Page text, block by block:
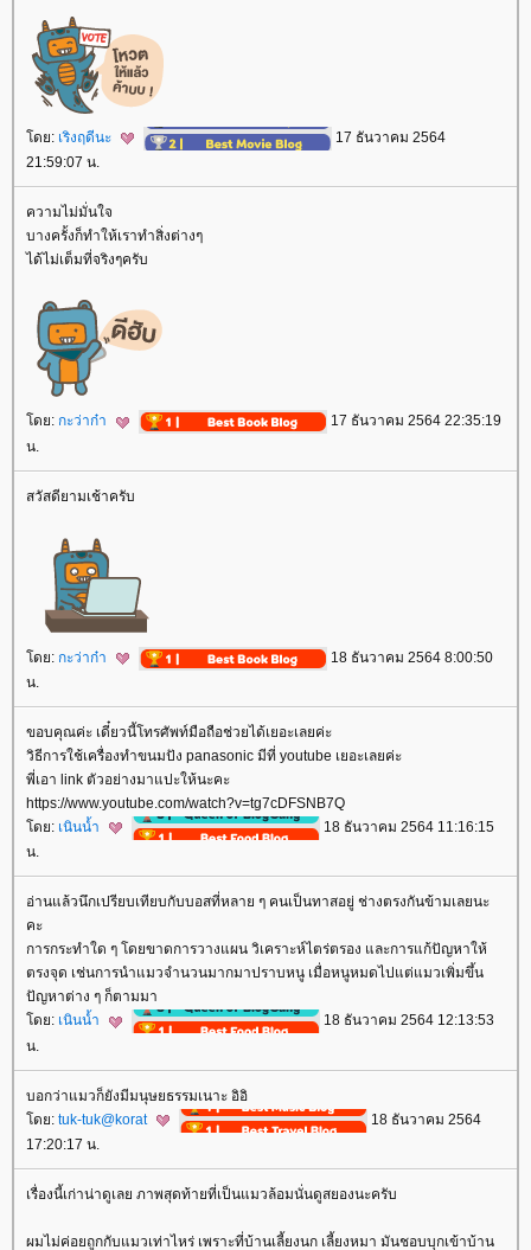
ดย: เริงฤดีนะ
17 ธันวาคม 2564
21:59:07 น.
ความไม่มั่นใจ
บางครั้งก็ทำให้เราทำสิ่งต่างๆ
ได้ไม่เต็มที่จริงๆครับ
ดย: กะว่าก๋า
17 ธันวาคม 2564 22:35:19
น.
สวัสดียามเช้าครับ
ดย: กะว่าก๋า
18 ธันวาคม 2564 8:00:50
น.
ขอบคุณค่ะ เดี๋ยวนี้โทรศัพท์มือถือช่วยได้เยอะเลยค่ะ
วิธีการใช้เครื่องทำขนมปัง panasonic มีที่ youtube เยอะเลยค่ะ
พี่เอา link ตัวอย่างมาแปะให้นะคะ
https://www.youtube.com/watch?v=tg7cDFSNB7Q
ดย: เนินน้ำ
18 ธันวาคม 2564 11:16:15
น.
อ่านแล้วนึกเปรียบเทียบกับบอสที่หลาย ๆ คนเป็นทาสอยู่ ช่างตรงกันข้ามเลยนะ
คะ
การกระทำใด ๆ โดยขาดการวางแผน วิเคราะห์ไตร่ตรอง และการแก้ปัญหาให้
ตรงจุด เช่นการนำแมวจำนวนมากมาปราบหนู เมื่อหนูหมดไปแต่แมวเพิ่มขึ้น
ปัญหาต่าง ๆ ก็ตามมา
ดย: เนินน้ำ
18 ธันวาคม 2564 12:13:53
น.
บอกว่าแมวก็ยังมีมนุษยธรรมเนาะ อิอิ
ดย: tuk-tuk@korat
18 ธันวาคม 2564
17:20:17 น.
เรื่องนี้เก่าน่าดูเลย ภาพสุดท้ายที่เป็นแมวล้อมนั่นดูสยองนะครับ
ผมไม่ค่อยถูกกับแมวเท่าไหร่ เพราะที่บ้านเลี้ยงนก เลี้ยงหมา มันชอบบุกเข้าบ้าน